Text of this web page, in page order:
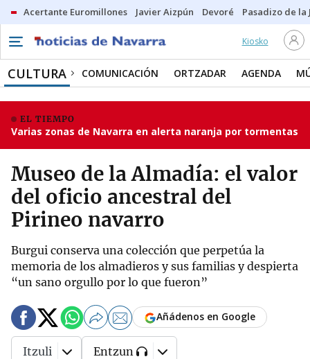
Acertante Euromillones Javier Aizpún Devoré Pasadizo de la
Kiosko
CULTURA COMUNICACIÓN ORTZADAR AGENDA
EL TIEMPO
Varias zonas de Navarra en alerta naranja por tormentas
Museo de la Almadía: el valor
del oficio ancestral del
Pirineo navarro
Burgui conserva una colección que perpetúa la
memoria de los almadieros y sus familias y despierta
“un sano orgullo por lo que fueron”
Añádenos en Google
Itzuli Entzun